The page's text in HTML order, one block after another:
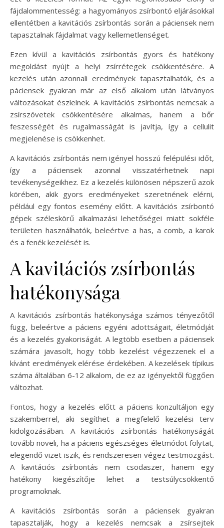
fájdalommentesség: a hagyományos zsírbontó eljárásokkal
ellentétben a kavitációs zsírbontás során a páciensek nem
tapasztalnak fájdalmat vagy kellemetlenséget.
Ezen kívül a kavitációs zsírbontás gyors és hatékony
megoldást nyújt a helyi zsírrétegek csökkentésére. A
kezelés után azonnali eredmények tapasztalhatók, és a
páciensek gyakran már az első alkalom után látványos
változásokat észlelnek. A kavitációs zsírbontás nemcsak a
zsírszövetek csökkentésére alkalmas, hanem a bőr
feszességét és rugalmasságát is javítja, így a cellulit
megjelenése is csökkenhet.
A kavitációs zsírbontás nem igényel hosszú felépülési időt,
így a páciensek azonnal visszatérhetnek napi
tevékenységeikhez. Ez a kezelés különösen népszerű azok
körében, akik gyors eredményeket szeretnének elérni,
például egy fontos esemény előtt. A kavitációs zsírbontó
gépek széleskörű alkalmazási lehetőségei miatt sokféle
területen használhatók, beleértve a has, a comb, a karok
és a fenék kezelését is.
A kavitációs zsírbontás
hatékonysága
A kavitációs zsírbontás hatékonysága számos tényezőtől
függ, beleértve a páciens egyéni adottságait, életmódját
és a kezelés gyakoriságát. A legtöbb esetben a páciensek
számára javasolt, hogy több kezelést végezzenek el a
kívánt eredmények elérése érdekében. A kezelések típikus
száma általában 6-12 alkalom, de ez az igényektől függően
változhat.
Fontos, hogy a kezelés előtt a páciens konzultáljon egy
szakemberrel, aki segíthet a megfelelő kezelési terv
kidolgozásában. A kavitációs zsírbontás hatékonyságát
tovább növeli, ha a páciens egészséges életmódot folytat,
elegendő vizet iszik, és rendszeresen végez testmozgást.
A kavitációs zsírbontás nem csodaszer, hanem egy
hatékony kiegészítője lehet a testsúlycsökkentő
programoknak.
A kavitációs zsírbontás során a páciensek gyakran
tapasztalják, hogy a kezelés nemcsak a zsírsejtek